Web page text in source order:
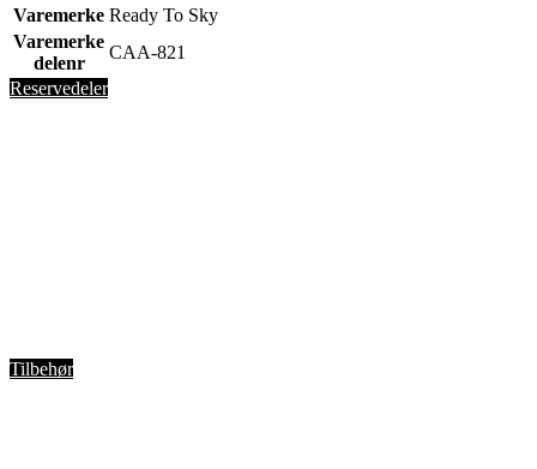
Varemerke Ready To Sky
Varemerke
delenr
CAA-821
Reservedeler
Tilbehør